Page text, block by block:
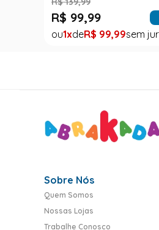
R$ 99,99
1 R$ 99,99
Sobre Nós
Quem Somos
Nossas Lojas
Trabalhe Conosco